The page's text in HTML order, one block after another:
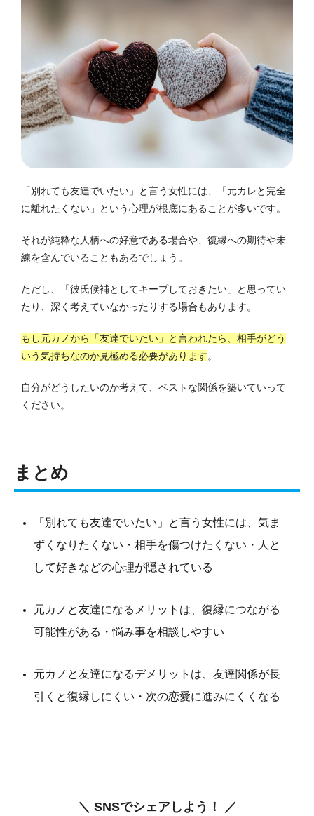
「別れても友達でいたい」と言う女性には、「元カレと完全
に離れたくない」という心理が根底にあることが多いです。
それが純粋な人柄への好意である場合や、復縁への期待や未
練を含んでいることもあるでしょう。
ただし、「彼氏候補としてキープしておきたい」と思ってい
たり、深く考えていなかったりする場合もあります。
もし元カノから「友達でいたい」と言われたら、相手がどう
いう気持ちなのか見極める必要があります。
自分がどうしたいのか考えて、ベストな関係を築いていって
ください。
まとめ
「別れても友達でいたい」と言う女性には、気ま
ずくなりたくない・相手を傷つけたくない・人と
して好きなどの心理が隠されている
元カノと友達になるメリットは、復縁につながる
可能性がある・悩み事を相談しやすい
元カノと友達になるデメリットは、友達関係が長
引くと復縁しにくい・次の恋愛に進みにくくなる
＼ SNSでシェアしよう！ ／